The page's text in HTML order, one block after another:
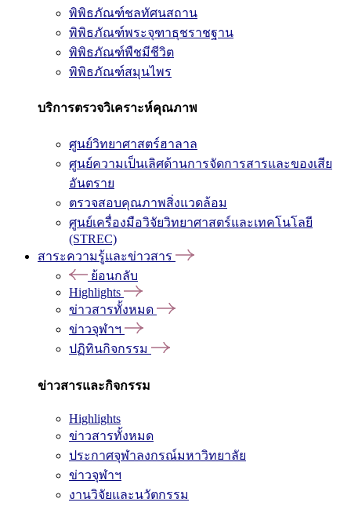
พิพิธภัณฑ์ชลทัศนสถาน
พิพิธภัณฑ์พระจุฑาธุชราชฐาน
พิพิธภัณฑ์พืชมีชีวิต
พิพิธภัณฑ์สมุนไพร
บริการตรวจวิเคราะห์คุณภาพ
ศูนย์วิทยาศาสตร์ฮาลาล
ศูนย์ความเป็นเลิศด้านการจัดการสารและของเสีย
อันตราย
ตรวจสอบคุณภาพสิ่งแวดล้อม
ศูนย์เครื่องมือวิจัยวิทยาศาสตร์และเทคโนโลยี
(STREC)
สาระความรู้และข่าวสาร
ย้อนกลับ
Highlights
ข่าวสารทั้งหมด
ข่าวจุฬาฯ
ปฏิทินกิจกรรม
ข่าวสารและกิจกรรม
Highlights
ข่าวสารทั้งหมด
ประกาศจุฬาลงกรณ์มหาวิทยาลัย
ข่าวจุฬาฯ
งานวิจัยและนวัตกรรม